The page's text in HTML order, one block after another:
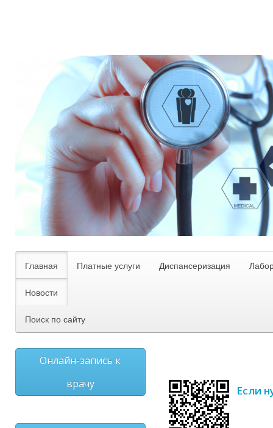
Главная Платные услуги Диспансеризация
Новости
Поиск по сайту
Если
Онлайн-запись к
врачу